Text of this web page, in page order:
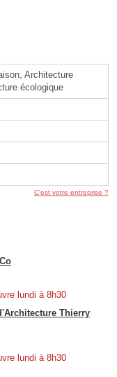
Architecture
écologique
C'est votre entreprise ?
lundi à 8h30
Thierry
lundi à 8h30